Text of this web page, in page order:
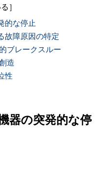
］
的な停止
故障原因の特定
ブレークスルー
造
性
器の突発的な停